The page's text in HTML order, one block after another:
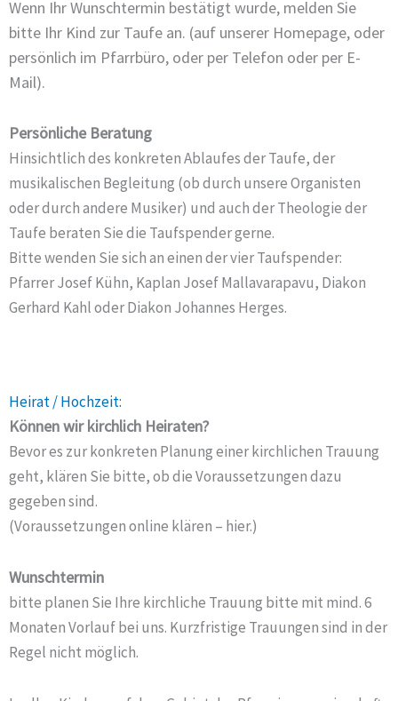
Wenn Ihr Wunschtermin bestätigt wurde, melden Sie
bitte Ihr Kind zur Taufe an. (auf unserer Homepage, oder
persönlich im Pfarrbüro, oder per Telefon oder per E-
Mail).
Persönliche Beratung
Hinsichtlich des konkreten Ablaufes der Taufe, der
musikalischen Begleitung (ob durch unsere Organisten
oder durch andere Musiker) und auch der Theologie der
Taufe beraten Sie die Taufspender gerne.
Bitte wenden Sie sich an einen der vier Taufspender:
Pfarrer Josef Kühn, Kaplan Josef Mallavarapavu, Diakon
Gerhard Kahl oder Diakon Johannes Herges.
Heirat / Hochzeit:
Können wir kirchlich Heiraten?
Bevor es zur konkreten Planung einer kirchlichen Trauung
geht, klären Sie bitte, ob die Voraussetzungen dazu
gegeben sind.
(Voraussetzungen online klären – hier.)
Wunschtermin
bitte planen Sie Ihre kirchliche Trauung bitte mit mind. 6
Monaten Vorlauf bei uns. Kurzfristige Trauungen sind in der
Regel nicht möglich.